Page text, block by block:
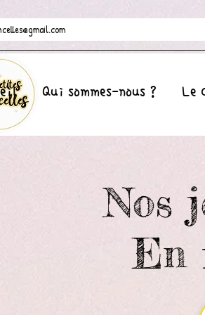
Qui sommes-nous ? Le
Nos
En